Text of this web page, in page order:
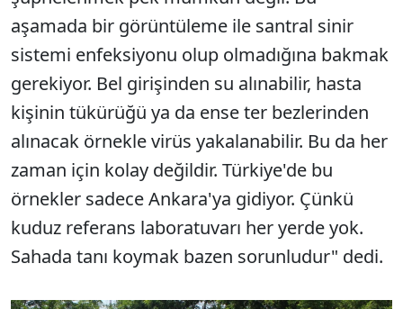
aşamada bir görüntüleme ile santral sinir
sistemi enfeksiyonu olup olmadığına bakmak
gerekiyor. Bel girişinden su alınabilir, hasta
kişinin tükürüğü ya da ense ter bezlerinden
alınacak örnekle virüs yakalanabilir. Bu da her
zaman için kolay değildir. Türkiye'de bu
örnekler sadece Ankara'ya gidiyor. Çünkü
kuduz referans laboratuvarı her yerde yok.
Sahada tanı koymak bazen sorunludur" dedi.